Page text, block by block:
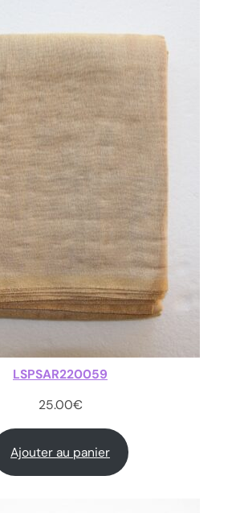
LSPSAR220059
25.00€
Ajouter au panier